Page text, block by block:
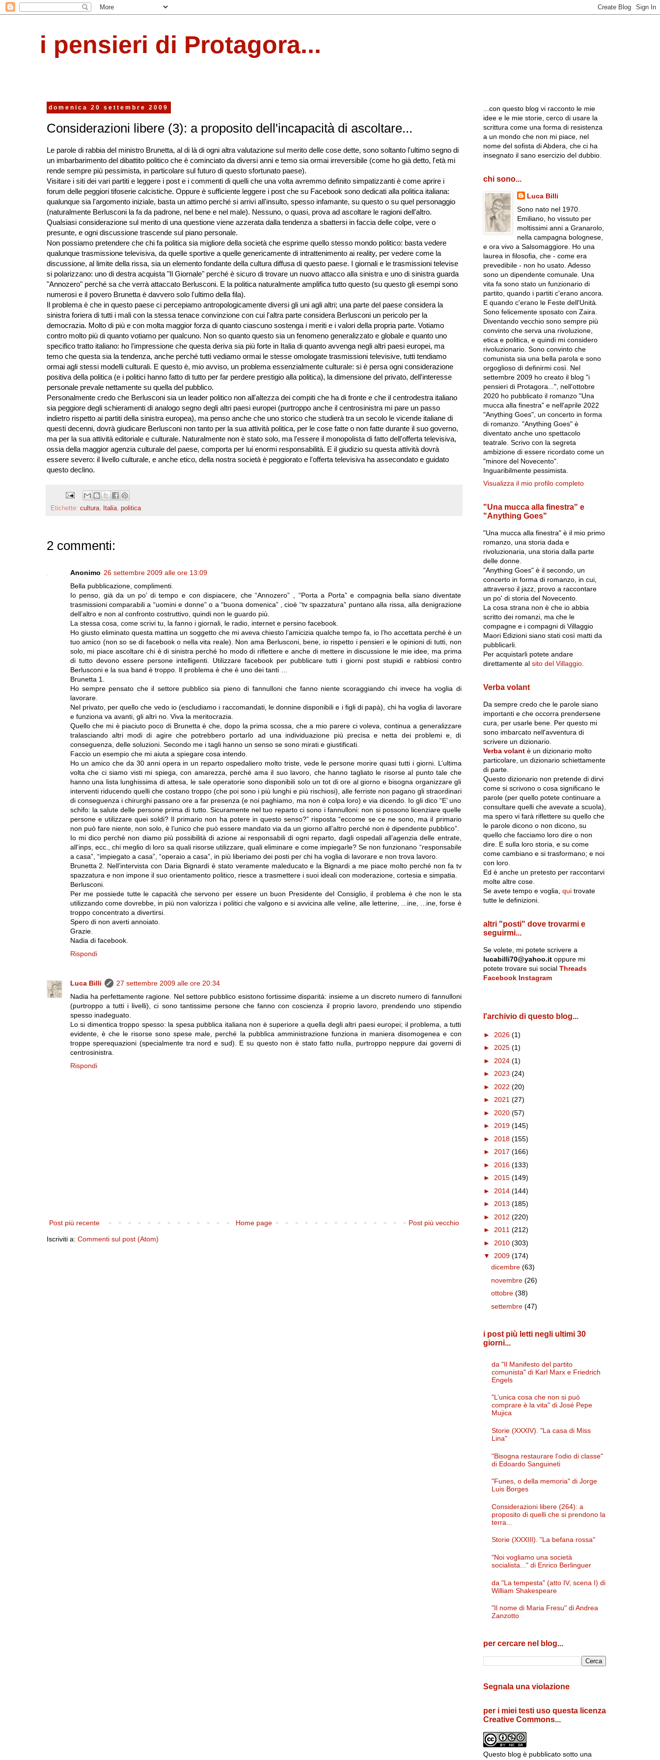
i pensieri di Protagora...
domenica 20 settembre 2009
Considerazioni libere (3): a proposito dell'incapacità di ascoltare...
Le parole di rabbia del ministro Brunetta, al di là di ogni altra valutazione sul merito delle cose dette, sono soltanto l'ultimo segno di
un imbarbarimento del dibattito politico che è cominciato da diversi anni e temo sia ormai irreversibile (come ho già detto, l'età mi
rende sempre più pessimista, in particolare sul futuro di questo sfortunato paese).
Visitare i siti dei vari partiti e leggere i post e i commenti di quelli che una volta avremmo definito simpatizzanti è come aprire i
forum delle peggiori tifoserie calcistiche. Oppure è sufficiente leggere i post che su Facebook sono dedicati alla politica italiana:
qualunque sia l'argomento iniziale, basta un attimo perché si arrivi all'insulto, spesso infamante, su questo o su quel personaggio
(naturalmente Berlusconi la fa da padrone, nel bene e nel male). Nessuno, o quasi, prova ad ascoltare le ragioni dell'altro.
Qualsiasi considerazione sul merito di una questione viene azzerata dalla tendenza a sbattersi in faccia delle colpe, vere o
presunte, e ogni discussione trascende sul piano personale.
Non possiamo pretendere che chi fa politica sia migliore della società che esprime quello stesso mondo politico: basta vedere
qualunque trasmissione televisiva, da quelle sportive a quelle genericamente di intrattenimento ai reality, per vedere come la
discussione, al limite della rissa, sia un elemento fondante della cultura diffusa di questo paese. I giornali e le trasmissioni televise
si polarizzano: uno di destra acquista "Il Giornale" perché è sicuro di trovare un nuovo attacco alla sinistra e uno di sinistra guarda
"Annozero" perché sa che verrà attaccato Berlusconi. E la politica naturalmente amplifica tutto questo (su questo gli esempi sono
numerosi e il povero Brunetta è davvero solo l'ultimo della fila).
Il problema è che in questo paese ci percepiamo antropologicamente diversi gli uni agli altri; una parte del paese considera la
sinistra foriera di tutti i mali con la stessa tenace convinzione con cui l'altra parte considera Berlusconi un pericolo per la
democrazia. Molto di più e con molta maggior forza di quanto ciascuno sostenga i meriti e i valori della propria parte. Votiamo
contro molto più di quanto votiamo per qualcuno. Non so quanto questo sia un fenomeno generalizzato e globale e quanto uno
specifico tratto italiano: ho l'impressione che questa deriva sia più forte in Italia di quanto avvenga negli altri paesi europei, ma
temo che questa sia la tendenza, anche perché tutti vediamo ormai le stesse omologate trasmissioni televisive, tutti tendiamo
ormai agli stessi modelli culturali. E questo è, mio avviso, un problema essenzialmente culturale: si è persa ogni considerazione
positiva della politica (e i politici hanno fatto di tutto per far perdere prestigio alla politica), la dimensione del privato, dell'interesse
personale prevale nettamente su quella del pubblico.
Personalmente credo che Berlusconi sia un leader politico non all'altezza dei compiti che ha di fronte e che il centrodestra italiano
sia peggiore degli schieramenti di analogo segno degli altri paesi europei (purtroppo anche il centrosinistra mi pare un passo
indietro rispetto ai partiti della sinistra europea), ma penso anche che uno storico che studierà tra un secolo le vicende italiane di
questi decenni, dovrà giudicare Berlusconi non tanto per la sua attività politica, per le cose fatte o non fatte durante il suo governo,
ma per la sua attività editoriale e culturale. Naturalmente non è stato solo, ma l'essere il monopolista di fatto dell'offerta televisiva,
ossia della maggior agenzia culturale del paese, comporta per lui enormi responsabilità. E il giudizio su questa attività dovrà
essere severo: il livello culturale, e anche etico, della nostra società è peggiorato e l'offerta televisiva ha assecondato e guidato
questo declino.
Etichette: cultura, Italia, politica
2 commenti:
Anonimo 26 settembre 2009 alle ore 13:09
Bella pubblicazione, complimenti.
Io penso, già da un po’ di tempo e con dispiacere, che “Annozero” , “Porta a Porta” e compagnia bella siano diventate
trasmissioni comparabili a “uomini e donne” o a “buona domenica” , cioè “tv spazzatura” puntano alla rissa, alla denigrazione
dell’altro e non al confronto costruttivo, quindi non le guardo più.
La stessa cosa, come scrivi tu, la fanno i giornali, le radio, internet e persino facebook.
Ho giusto eliminato questa mattina un soggetto che mi aveva chiesto l’amicizia qualche tempo fa, io l’ho accettata perché è un
tuo amico (non so se di facebook o nella vita reale). Non ama Berlusconi, bene, io rispetto i pensieri e le opinioni di tutti, non
solo, mi piace ascoltare chi è di sinistra perché ho modo di riflettere e anche di mettere in discussione le mie idee, ma prima
di tutto devono essere persone intelligenti. Utilizzare facebook per pubblicare tutti i giorni post stupidi e rabbiosi contro
Berlusconi e la sua band è troppo. Il problema è che è uno dei tanti …
Brunetta 1.
Ho sempre pensato che il settore pubblico sia pieno di fannulloni che fanno niente scoraggiando chi invece ha voglia di
lavorare.
Nel privato, per quello che vedo io (escludiamo i raccomandati, le donnine disponibili e i figli di papà), chi ha voglia di lavorare
e funziona va avanti, gli altri no. Viva la meritocrazia.
Quello che mi è piaciuto poco di Brunetta è che, dopo la prima scossa, che a mio parere ci voleva, continua a generalizzare
tralasciando altri modi di agire che potrebbero portarlo ad una individuazione più precisa e netta dei problemi e, di
conseguenza, delle soluzioni. Secondo me i tagli hanno un senso se sono mirati e giustificati.
Faccio un esempio che mi aiuta a spiegare cosa intendo.
Ho un amico che da 30 anni opera in un reparto ospedaliero molto triste, vede le persone morire quasi tutti i giorni. L’ultima
volta che ci siamo visti mi spiega, con amarezza, perché ama il suo lavoro, che hanno tagliato le risorse al punto tale che
hanno una lista lunghissima di attesa, le sale operatorie sono disponibili solo un tot di ore al giorno e bisogna organizzare gli
interventi riducendo quelli che costano troppo (che poi sono i più lunghi e più rischiosi), alle ferriste non pagano gli straordinari
di conseguenza i chirurghi passano ore a far presenza (e noi paghiamo, ma non è colpa loro) e via dicendo. Io gli dico “E’ uno
schifo: la salute delle persone prima di tutto. Sicuramente nel tuo reparto ci sono i fannulloni: non si possono licenziare quelle
persone e utilizzare quei soldi? Il primario non ha potere in questo senso?” risposta “eccome se ce ne sono, ma il primario
non può fare niente, non solo, è l’unico che può essere mandato via da un giorno all’altro perché non è dipendente pubblico”.
Io mi dico perché non diamo più possibilità di azione ai responsabili di ogni reparto, dagli ospedali all’agenzia delle entrate,
all’inps, ecc., chi meglio di loro sa quali risorse utilizzare, quali eliminare e come impiegarle? Se non funzionano “responsabile
a casa”, “impiegato a casa”, “operaio a casa”, in più liberiamo dei posti per chi ha voglia di lavorare e non trova lavoro.
Brunetta 2. Nell’intervista con Daria Bignardi è stato veramente maleducato e la Bignardi a me piace molto perché non fa tv
spazzatura e non impone il suo orientamento politico, riesce a trasmettere i suoi ideali con moderazione, cortesia e simpatia.
Berlusconi.
Per me possiede tutte le capacità che servono per essere un buon Presidente del Consiglio, il problema è che non le sta
utilizzando come dovrebbe, in più non valorizza i politici che valgono e si avvicina alle veline, alle letterine, ...ine, ...ine, forse è
troppo concentrato a divertirsi.
Spero di non averti annoiato.
Grazie.
Nadia di facebook.
Rispondi
Luca Billi
27 settembre 2009 alle ore 20:34
Nadia ha perfettamente ragione. Nel settore pubblico esistono fortissime disparità: insieme a un discreto numero di fannulloni
(purtroppo a tutti i livelli), ci sono tantissime persone che fanno con coscienza il proprio lavoro, prendendo uno stipendio
spesso inadeguato.
Lo si dimentica troppo spesso: la spesa pubblica italiana non è superiore a quella degli altri paesi europei; il problema, a tutti
evidente, è che le risorse sono spese male, perché la pubblica amministrazione funziona in maniera disomogenea e con
troppe sperequazioni (specialmente tra nord e sud). E su questo non è stato fatto nulla, purtroppo neppure dai governi di
centrosinistra.
Rispondi
Post più recente Post più vecchio
Home page
Iscriviti a: Commenti sul post (Atom)
...con questo blog vi racconto le mie
idee e le mie storie, cerco di usare la
scrittura come una forma di resistenza
a un mondo che non mi piace, nel
nome del sofista di Abdera, che ci ha
insegnato il sano esercizio del dubbio.
chi sono...
Luca Billi
Sono nato nel 1970.
Emiliano, ho vissuto per
moltissimi anni a Granarolo,
nella campagna bolognese,
e ora vivo a Salsomaggiore. Ho una
laurea in filosofia, che - come era
prevedibile - non ho usato. Adesso
sono un dipendente comunale. Una
vita fa sono stato un funzionario di
partito, quando i partiti c'erano ancora.
E quando c'erano le Feste dell'Unità.
Sono felicemente sposato con Zaira.
Diventando vecchio sono sempre più
convinto che serva una rivoluzione,
etica e politica, e quindi mi considero
rivoluzionario. Sono convinto che
comunista sia una bella parola e sono
orgoglioso di definirmi così. Nel
settembre 2009 ho creato il blog "i
pensieri di Protagora...", nell'ottobre
2020 ho pubblicato il romanzo "Una
mucca alla finestra" e nell'aprile 2022
"Anything Goes", un concerto in forma
di romanzo. "Anything Goes" è
diventato anche uno spettacolo
teatrale. Scrivo con la segreta
ambizione di essere ricordato come un
"minore del Novecento".
Inguaribilmente pessimista.
Visualizza il mio profilo completo
"Una mucca alla finestra" e
"Anything Goes"
"Una mucca alla finestra" è il mio primo
romanzo, una storia dada e
rivoluzionaria, una storia dalla parte
delle donne.
"Anything Goes" è il secondo, un
concerto in forma di romanzo, in cui,
attraverso il jazz, provo a raccontare
un po' di storia del Novecento.
La cosa strana non è che io abbia
scritto dei romanzi, ma che le
compagne e i compagni di Villaggio
Maori Edizioni siano stati così matti da
pubblicarli.
Per acquistarli potete andare
direttamente al sito del Villaggio.
Verba volant
Da sempre credo che le parole siano
importanti e che occorra prendersene
cura, per usarle bene. Per questo mi
sono imbarcato nell'avventura di
scrivere un dizionario.
Verba volantè un dizionario molto
particolare, un dizionario schiettamente
di parte.
Questo dizionario non pretende di dirvi
come si scrivono o cosa significano le
parole (per quello potete continuare a
consultare quelli che avevate a scuola),
ma spero vi farà riflettere su quello che
le parole dicono o non dicono, su
quello che facciamo loro dire o non
dire. E sulla loro storia, e su come
come cambiano e si trasformano; e noi
con loro.
Ed è anche un pretesto per raccontarvi
molte altre cose.
Se avete tempo e voglia, quitrovate
tutte le definizioni.
altri "posti" dove trovarmi e
seguirmi...
Se volete, mi potete scrivere a
lucabilli70@yahoo.itoppure mi
potete trovare sui social Threads
Facebook Instagram
l'archivio di questo blog...
► 2026 (1)
► 2025 (1)
► 2024 (1)
► 2023 (24)
► 2022 (20)
► 2021 (27)
► 2020 (57)
► 2019 (145)
► 2018 (155)
► 2017 (166)
► 2016 (133)
► 2015 (149)
► 2014 (144)
► 2013 (185)
► 2012 (220)
► 2011 (212)
► 2010 (303)
▼ 2009 (174)
dicembre(63)
novembre(26)
ottobre(38)
settembre(47)
i post più letti negli ultimi 30
giorni...
da "Il Manifesto del partito
comunista" di Karl Marx e Friedrich
Engels
"L’unica cosa che non si può
comprare è la vita" di José Pepe
Mujica
Storie (XXXIV). "La casa di Miss
Lina"
"Bisogna restaurare l'odio di classe"
di Edoardo Sanguineti
"Funes, o della memoria" di Jorge
Luis Borges
Considerazioni libere (264): a
proposito di quelli che si prendono la
terra...
Storie (XXXIII). "La befana rossa"
"Noi vogliamo una società
socialista..." di Enrico Berlinguer
da "La tempesta" (atto IV, scena I) di
William Shakespeare
"Il nome di Maria Fresu" di Andrea
Zanzotto
per cercare nel blog...
Segnala una violazione
per i miei testi uso questa licenza
Creative Commons...
Questo blog è pubblicato sotto una